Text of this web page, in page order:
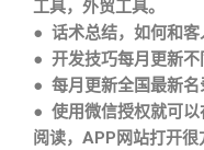
工具，外贸工具。
● 话术总结，如何和
● 开发技巧每月更新不
● 每月更新全国最新名
● 使用微信授权就可
阅读，APP网站打开很